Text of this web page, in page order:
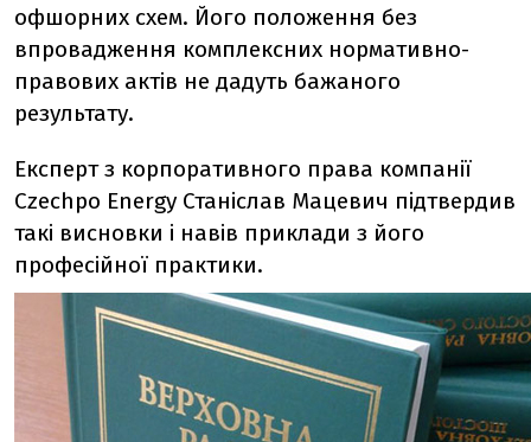
офшорних схем. Його положення без
впровадження комплексних нормативно-
правових актів не дадуть бажаного
результату.
Експерт з корпоративного права компанії
Czechpo Energy Станіслав Мацевич підтвердив
такі висновки і навів приклади з його
професійної практики.